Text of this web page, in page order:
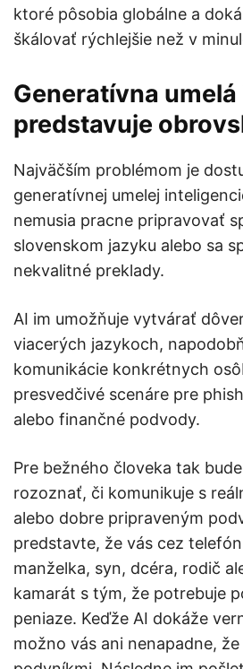
ktoré pôsobia globálne a
škálovať rýchlejšie než v
Generatívna
predstavuje
Najväčším problémom je
generatívnej umelej
nemusia pracne pripravovať
slovenskom jazyku alebo sa
nekvalitné preklady.
AI im umožňuje vytvárať
viacerých jazykoch,
komunikácie konkrétnych
presvedčivé scenáre pre
alebo finančné podvody.
Pre bežného človeka tak
rozoznať, či komunikuje s
alebo dobre pripraveným
predstavte, že vás cez
manželka, syn, dcéra, rodič
kamarát s tým, že potrebuje
peniaze. Keďže AI dokáže
možno vás ani nenapadne,